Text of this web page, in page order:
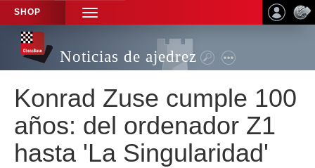
SHOP
TOGGLE
NAVIGATION
Noticias de ajedrez
Konrad Zuse cumple 100
años: del ordenador Z1
hasta 'La Singularidad'